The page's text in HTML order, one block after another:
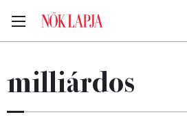
milliárdos